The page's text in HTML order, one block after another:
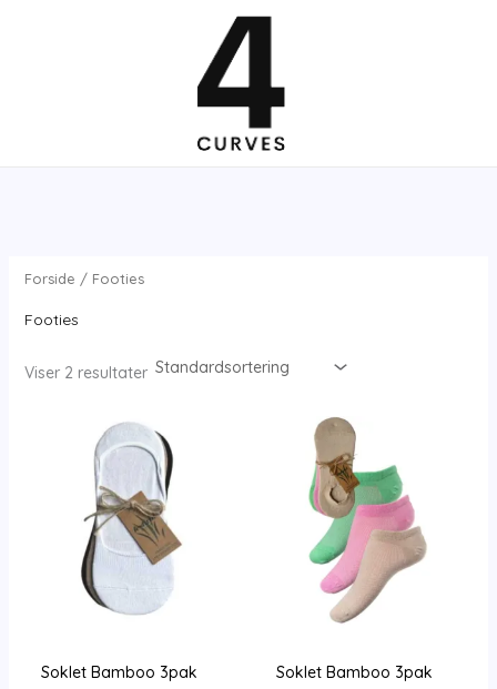
Forside / Footies
Footies
Viser 2 resultater
Soklet Bamboo 3pak
Soklet Bamboo 3pak